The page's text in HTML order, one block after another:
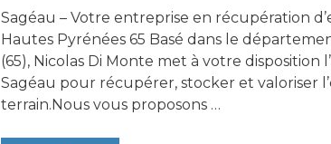
Sagéau – Votre entreprise en récupération
Hautes Pyrénées 65 Basé dans le
(65), Nicolas Di Monte met à votre disposition
Sagéau pour récupérer, stocker et valoriser
terrain.Nous vous proposons …